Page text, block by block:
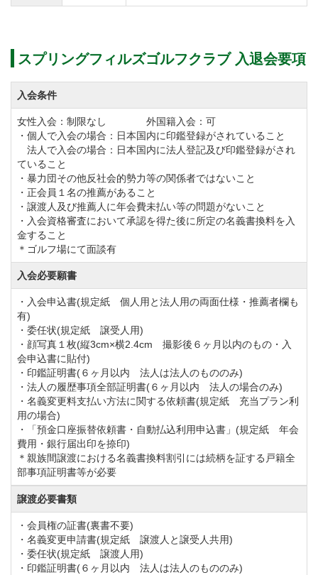
（２名）・ＳＤ証券（３名）迄。
正会員の補充募集を下記の通り実施致します。
①募集期間
平成30年4月から募集口数に達するまで(会員権の名義
書換は停止しない)
②募集会員種別及び募集口数
正会員(個人・法人1名記名式)200口
③募集金額
250,000円(税別)※全て入会金(預託金はなし)
④優待プラン
200,000円(税別)※全て入会金(預託金なし)
・会員が追加入会する場合(個人・法人対象)
・個人会員の三親等内親族が入会する場合
・会員の紹介により入会する場合
・ＰＧＭグループ会員が入会する場合
・複数人同時入会(2口以上)の場合
⑤年会費
20,000円(税別)※初年度は入会翌月より月割にて請求
⑥会員紹介特典
同クラブ会員が紹介した方が入会した場合、謝礼とし
て同クラブで利用できる商品券(10,000円)を贈呈す
る。
『名義書換料減額プラン』と『預託金充当制度』を実
スプリングフィルズゴルフクラブ 入退会要項
入会条件
女性入会：制限なし 外国籍入会：可
・個人で入会の場合：日本国内に印鑑登録がされていること
法人で入会の場合：日本国内に法人登記及び印鑑登録がされ
ていること
・暴力団その他反社会的勢力等の関係者ではないこと
・正会員１名の推薦があること
・譲渡人及び推薦人に年会費未払い等の問題がないこと
・入会資格審査において承認を得た後に所定の名義書換料を入
金すること
＊ゴルフ場にて面談有
入会必要願書
・入会申込書(規定紙 個人用と法人用の両面仕様・推薦者欄も
有)
・委任状(規定紙 譲受人用)
・顔写真１枚(縦3cm×横2.4cm 撮影後６ヶ月以内のもの・入
会申込書に貼付)
・印鑑証明書(６ヶ月以内 法人は法人のもののみ)
・法人の履歴事項全部証明書(６ヶ月以内 法人の場合のみ)
・名義変更料支払い方法に関する依頼書(規定紙 充当プラン利
用の場合)
・「預金口座振替依頼書・自動払込利用申込書」(規定紙 年会
費用・銀行届出印を捺印)
＊親族間譲渡における名義書換料割引には続柄を証する戸籍全
部事項証明書等が必要
譲渡必要書類
・会員権の証書(裏書不要)
・名義変更申請書(規定紙 譲渡人と譲受人共用)
・委任状(規定紙 譲渡人用)
・印鑑証明書(６ヶ月以内 法人は法人のもののみ)